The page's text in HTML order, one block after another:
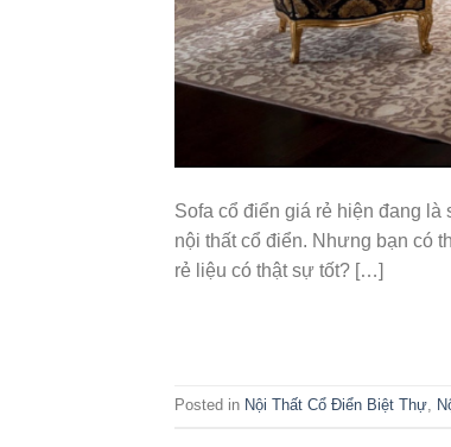
Sofa cổ điển giá rẻ hiện đang
nội thất cổ điển. Nhưng bạn có
rẻ liệu có thật sự tốt? […]
Posted in Nội Thất Cổ Điển Biệt Thự,